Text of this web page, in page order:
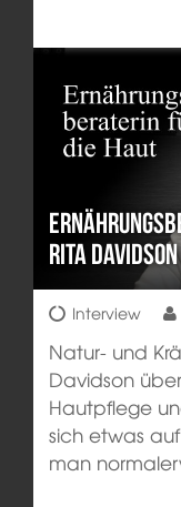
Rita Davidson
Interview
Natur- und
Davidson
Hautpflege
sich etwas
man